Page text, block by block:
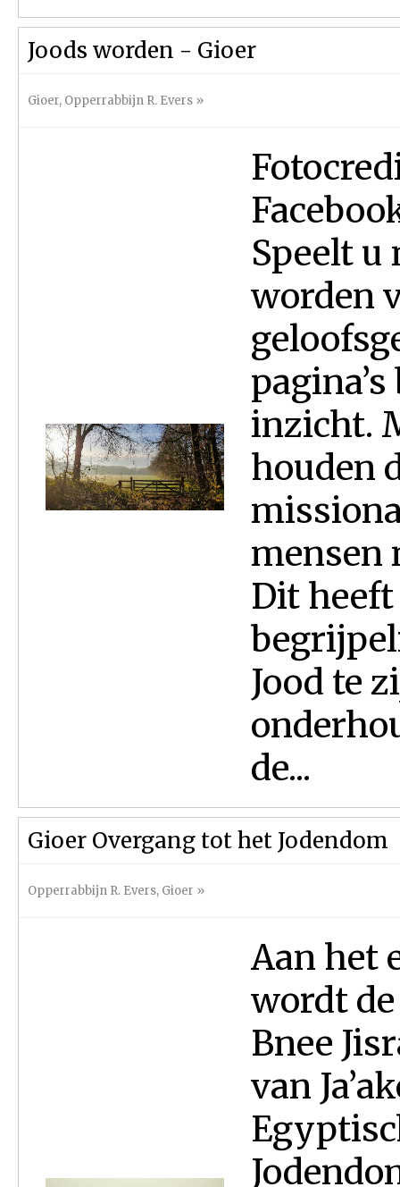
Joods worden - Gioer
Gioer, Opperrabbijn R. Evers »
Speelt u
worden
inzicht.
houden
mensen
Dit heeft
Jood te
de...
Gioer Overgang tot het Jodendom
Opperrabbijn R. Evers, Gioer »
Aan het
wordt de
Bnee
van